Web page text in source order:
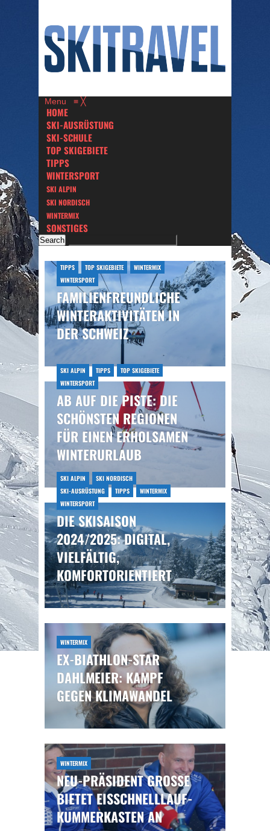
Menu ≡ ╳
HOME
SKI-AUSRÜSTUNG
SKI-SCHULE
TOP SKIGEBIETE
TIPPS
WINTERSPORT
SKI ALPIN
SKI NORDISCH
WINTERMIX
SONSTIGES
TIPPS TOP SKIGEBIETE
WINTERMIX
WINTERSPORT
FAMILIENFREUNDLICHE
WINTERAKTIVITÄTEN IN
DER SCHWEIZ
SKI ALPIN TIPPS
TOP SKIGEBIETE
WINTERSPORT
AB AUF DIE PISTE: DIE
SCHÖNSTEN REGIONEN
FÜR EINEN ERHOLSAMEN
WINTERURLAUB
SKI ALPIN
SKI NORDISCH
SKI-AUSRÜSTUNG
TIPPS
WINTERMIX
WINTERSPORT
DIE SKISAISON
2024/2025: DIGITAL,
VIELFÄLTIG,
KOMFORTORIENTIERT
WINTERMIX
EX-BIATHLON-STAR
DAHLMEIER: KAMPF
GEGEN KLIMAWANDEL
WINTERMIX
NEU-PRÄSIDENT GROSSE B
IETET EISSCHNELLLAUF-K
UMMERKASTEN AN